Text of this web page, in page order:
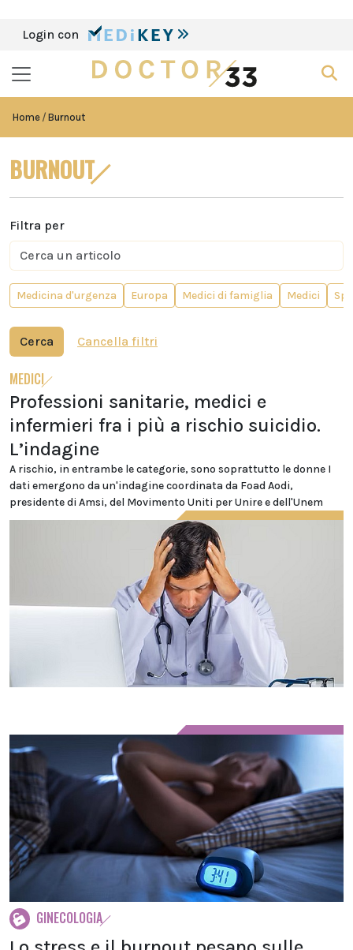
Login con
Home Burnout
BURNOUT
Filtra per
Medicina d'urgenza Europa Medici di famiglia Medici
Cerca Cancella filtri
MEDICI
Professioni sanitarie, medici e
infermieri fra i più a rischio suicidio.
L’indagine
A rischio, in entrambe le categorie, sono soprattutto le donne I
dati emergono da un'indagine coordinata da Foad Aodi,
presidente di Amsi, del Movimento Uniti per Unire e dell'Unem
GINECOLOGIA